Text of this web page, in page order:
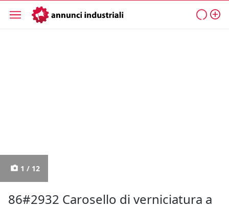
1 / 12
86#2932 Carosello di verniciatura a